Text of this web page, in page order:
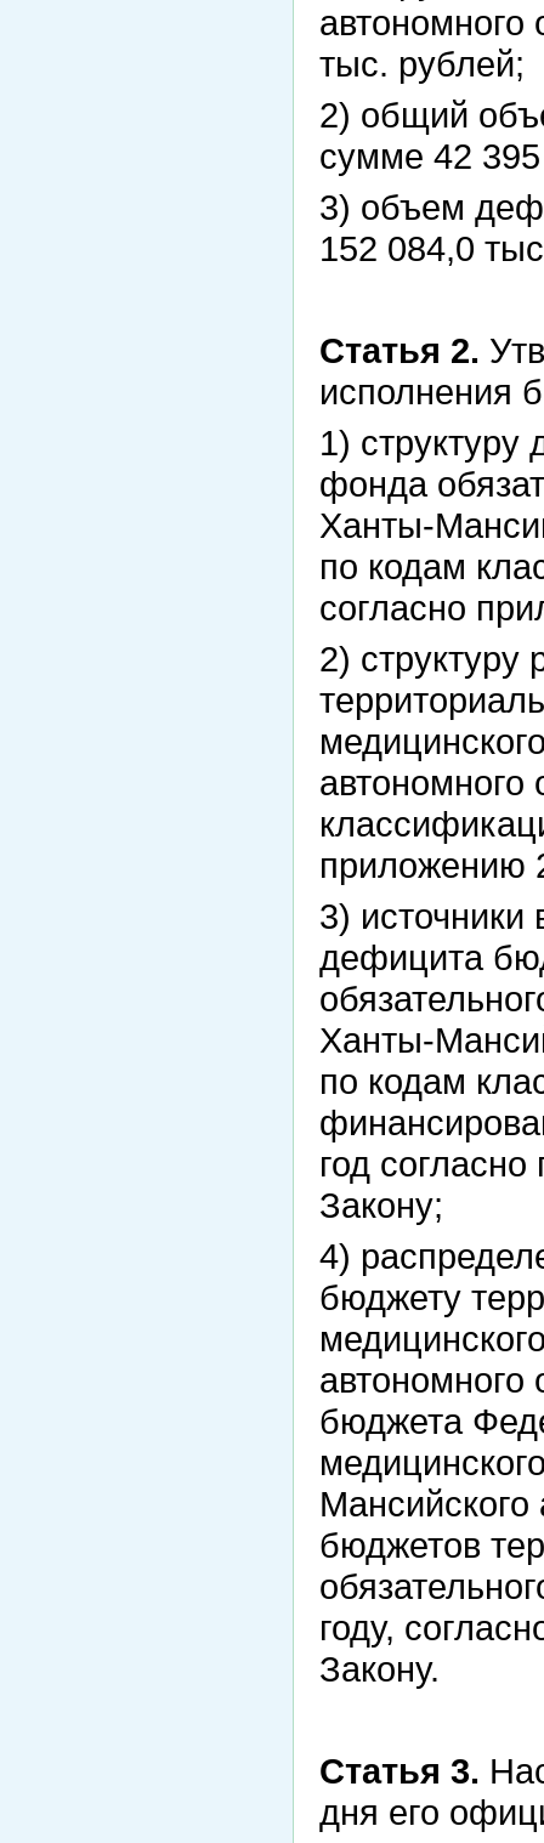
тыс. рублей;
2) общий
сумме 42
3) объем
152 084,0
Статья 2.
исполнения
1) структуру
фонда
Ханты-
по кодам
согласно
2) структуру
приложению
3) источники
дефицита
Ханты-
по кодам
год
Закону;
4)
бюджету
бюджета
бюджетов
году,
Закону.
Статья 3.
дня его